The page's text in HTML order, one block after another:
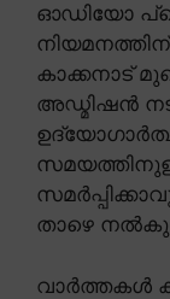
ഓഡിയോ
കാക്കനാട്
അഡ്മിഷൻ
താഴെ
വാർത്തകൾ